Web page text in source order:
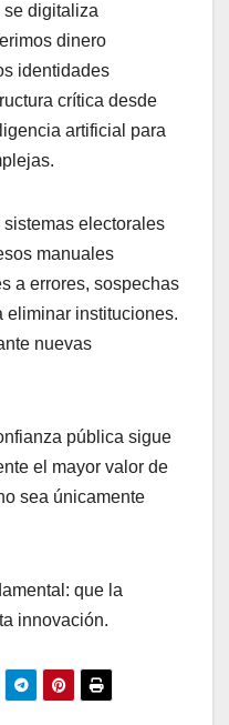
se digitaliza
dinero
identidades
crítica desde
artificial para
electorales
manuales
a errores, sospechas
eliminar instituciones.
nuevas
pública sigue
el mayor valor de
sea únicamente
que la
innovación.